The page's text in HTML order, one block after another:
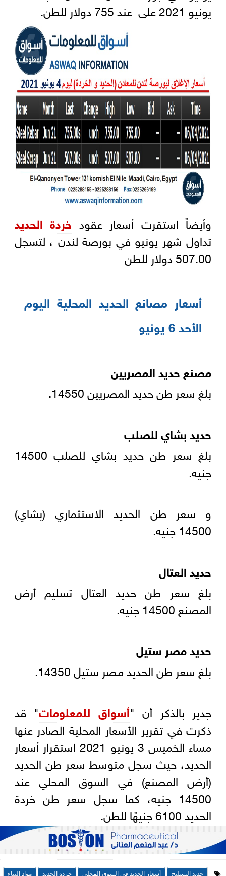
يونيو 2021 على عند 755 دولار للطن.
وأيضاً استقرت أسعار عقود خردة الحديد
تداول شهر يونيو في بورصة لندن ، لتسجل
507.00 دولار للطن
أسعار مصانع الحديد المحلية اليوم
الأحد 6 يونيو
مصنع حديد المصريين
بلغ سعر طن حديد المصريين 14550.
حديد بشاي للصلب
بلغ سعر طن حديد بشاي للصلب 14500
جنيه.
و سعر طن الحديد الاستثماري (بشاي)
14500 جنيه.
حديد العتال
بلغ سعر طن حديد العتال تسليم أرض
المصنع 14500 جنيه.
حديد مصر ستيل
بلغ سعر طن الحديد مصر ستيل 14350.
جدير بالذكر أن "أسواق للمعلومات" قد
ذكرت في تقرير الأسعار المحلية الصادر عنها
مساء الخميس 3 يونيو 2021 استقرار أسعار
الحديد، حيث سجل متوسط سعر طن الحديد
(أرض المصنع) في السوق المحلي عند
14500 جنيه، كما سجل سعر طن خردة
الحديد 6100 جنيهًا للطن.
حديد التسليح أسعار الحديد في السوق المحلي خردة الحديد مواد البناء